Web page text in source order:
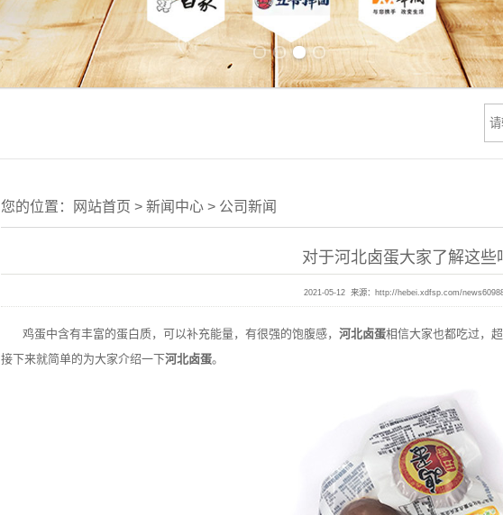
您的位置： 网站首页 > 新闻中心 > 公司新闻
对于河北卤蛋大家了解这些
2021-05-12 来源： http://hebei.xdfsp.com/
鸡蛋中含有丰富的蛋白质，可以补充能量，有很强的饱腹感， 河北卤蛋相信大家也都吃过，
接下来就简单的为大家介绍一下河北卤蛋。